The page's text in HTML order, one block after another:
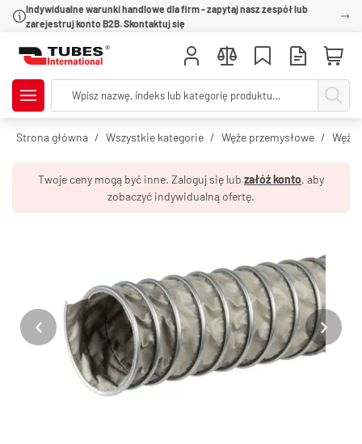
Indywidualne warunki handlowe dla firm - zapytaj nasz zespół lub
zarejestruj konto B2B. Skontaktuj się
Strona główna Wszystkie kategorie Węże przemysłowe Węże
Twoje ceny mogą być inne. Zaloguj się lub załóż konto, aby
zobaczyć indywidualną ofertę.